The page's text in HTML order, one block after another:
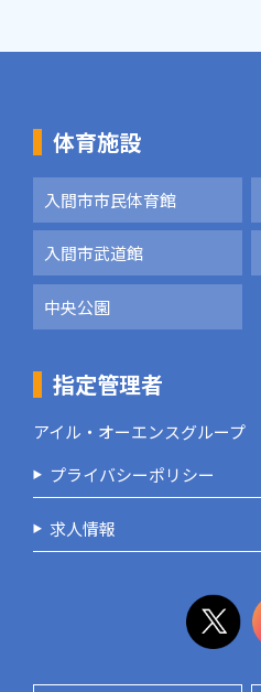
体育施設
入間市市民体育館
入間市武道館
中央公園
指定管理者
アイル・オーエンスグループ
プライバシーポリシー
求人情報